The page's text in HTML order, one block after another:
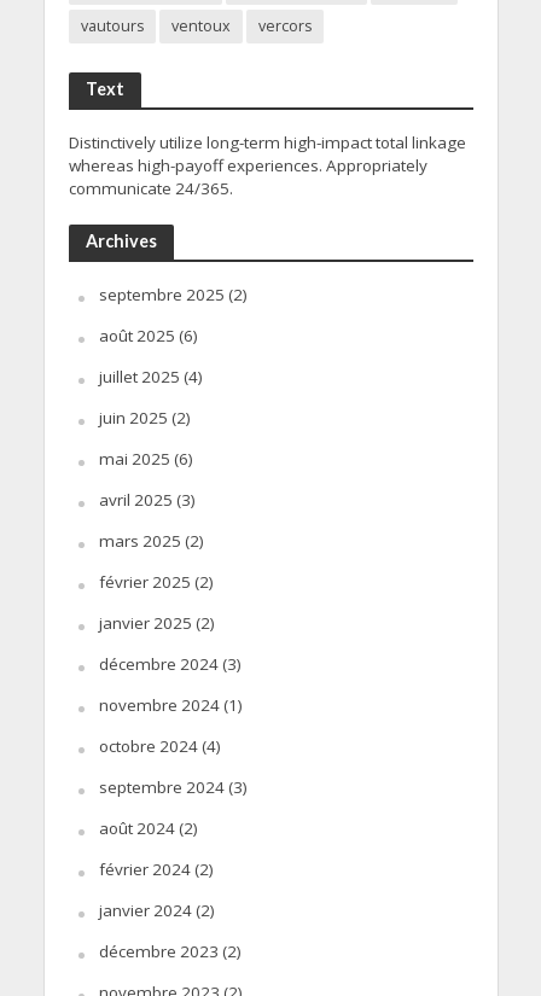
vautours
ventoux vercors
Text
Distinctively utilize long-term high-impact total linkage
whereas high-payoff experiences. Appropriately
communicate 24/365.
Archives
septembre 2025 (2)
août 2025 (6)
juillet 2025 (4)
juin 2025 (2)
mai 2025 (6)
avril 2025 (3)
mars 2025 (2)
février 2025 (2)
janvier 2025 (2)
décembre 2024(3)
novembre 2024(1)
octobre 2024(4)
septembre 2024(3)
août 2024(2)
février 2024(2)
janvier 2024(2)
décembre 2023 (2)